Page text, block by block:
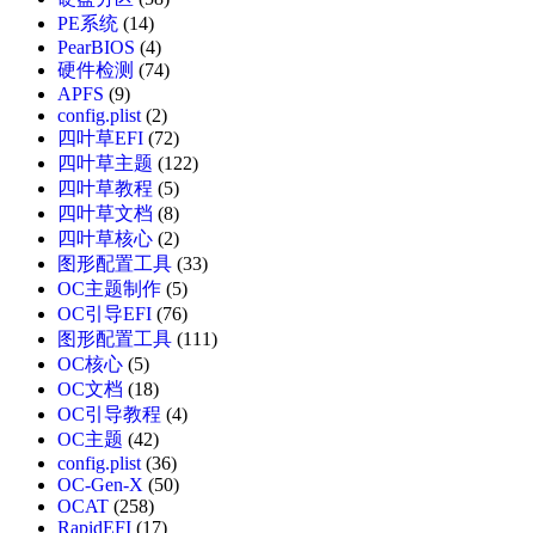
PE系统 (14)
PearBIOS (4)
硬件检测 (74)
APFS (9)
config.plist (2)
四叶草EFI (72)
四叶草主题 (122)
四叶草教程 (5)
四叶草文档 (8)
四叶草核心 (2)
图形配置工具 (33)
OC主题制作 (5)
OC引导EFI (76)
图形配置工具 (111)
OC核心 (5)
OC文档 (18)
OC引导教程 (4)
OC主题 (42)
config.plist (36)
OC-Gen-X (50)
OCAT (258)
RapidEFI (17)